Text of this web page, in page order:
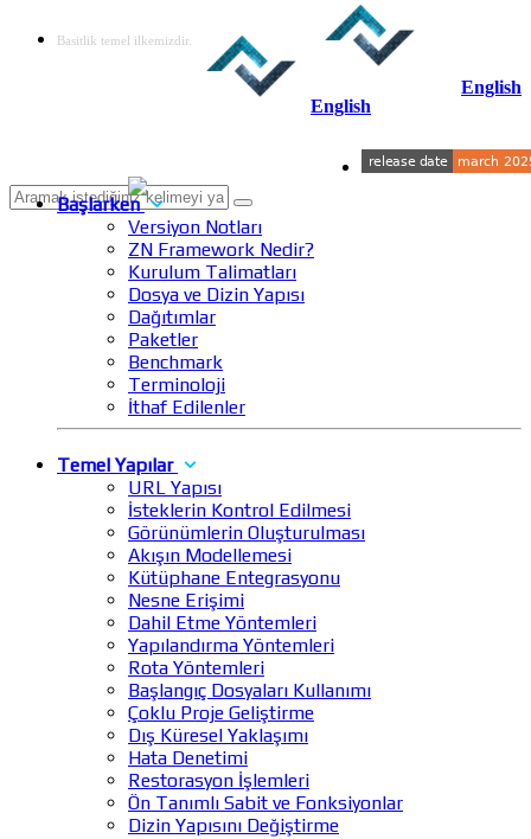
Basitlik temel ilkemizdir.
English
English
Başlarken
Versiyon Notları
ZN Framework Nedir?
Kurulum Talimatları
Dosya ve Dizin Yapısı
Dağıtımlar
Paketler
Benchmark
Terminoloji
İthaf Edilenler
Temel Yapılar
URL Yapısı
İsteklerin Kontrol Edilmesi
Görünümlerin Oluşturulması
Akışın Modellemesi
Kütüphane Entegrasyonu
Nesne Erişimi
Dahil Etme Yöntemleri
Yapılandırma Yöntemleri
Rota Yöntemleri
Başlangıç Dosyaları Kullanımı
Çoklu Proje Geliştirme
Dış Küresel Yaklaşımı
Hata Denetimi
Restorasyon İşlemleri
Ön Tanımlı Sabit ve Fonksiyonlar
Dizin Yapısını Değiştirme